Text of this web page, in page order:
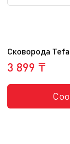
Сковорода
3 899 ₸